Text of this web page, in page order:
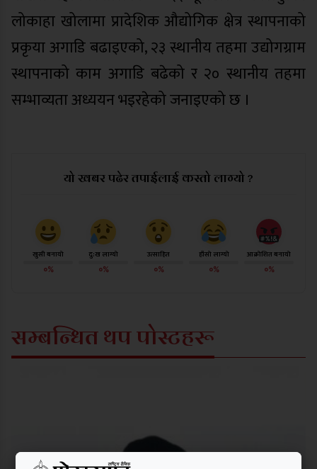
लोकाहा खोलामा प्रादेशिक औद्योगिक क्षेत्र स्थापनाको
प्रकृया अगाडि बढाइएको, २३ स्थानीय तहमा उद्योगग्राम
स्थापनाको काम अगाडि बढेको र २० स्थानीय तहमा
सम्भाव्यता अध्ययन भइरहेको जनाइएको छ ।
यो खबर पढेर तपाईलाई कस्तो लाग्यो ?
खुसी बनायो
०%
दु:ख लाग्यो
०%
उत्साहित
०%
हाँसो लाग्यो
०%
आक्रोशित बनायो
०%
सम्बन्धित थप पोस्टहरू